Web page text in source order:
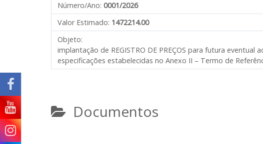
Número/Ano: 0001/2026
Valor Estimado: 1472214.00
Objeto:
implantação de REGISTRO DE PREÇOS para futura
especificações estabelecidas no Anexo II – Termo de
Documentos